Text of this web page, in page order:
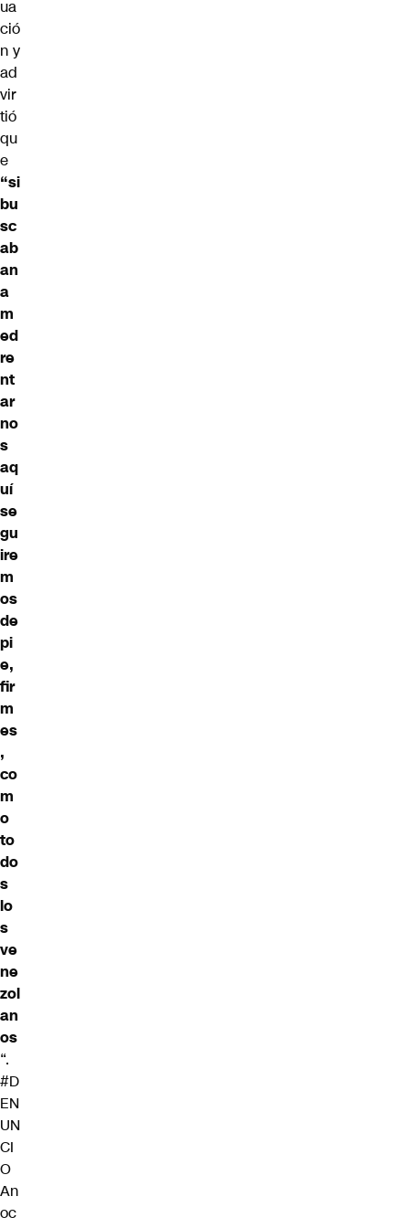
ua
ció
n y
ad
vir
tió
qu
e
“si
bu
sc
ab
an
a
m
ed
re
nt
ar
no
s
aq
uí
se
gu
ire
m
os
de
pi
e,
fir
m
es
,
co
m
o
to
do
s
lo
s
ve
ne
zol
an
os
“.
#D
EN
UN
CI
O
An
oc